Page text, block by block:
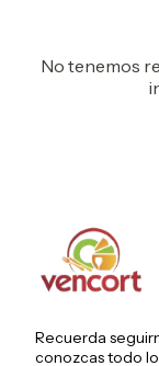
No tenemos
Recuerda
conozcas todo